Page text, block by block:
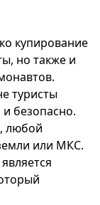
купирование
но также и
туристы
безопасно.
любой
или МКС.